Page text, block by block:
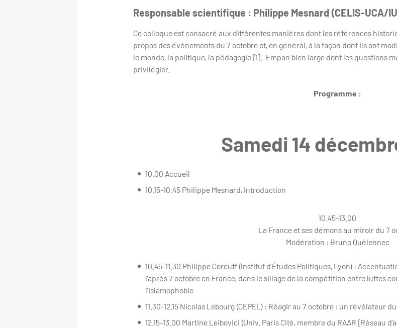
Responsable scientifique : Philippe Mesnard (CELIS-UCA/
Ce colloque est consacré aux différentes manières dont les références
propos des événements du 7 octobre et, en général, à la façon dont ils ont
le monde, la politique, la pédagogie [1]. Empan bien large dont les questions
privilégier.
Programme :
Samedi 14
10.00 Accueil
10.15-10.45 Philippe Mesnard, Introduction
10.45-13.00
La France et ses démons au miroir du 7
Modération : Bruno Quélennec
10.45-11.30 Philippe Corcuff (Institut d’Études Politiques, Lyon) :
l’après 7 octobre en France, dans le sillage de la compétition entre luttes
l’islamophobie
11.30-12.15 Nicolas Lebourg (CEPEL) : Réagir au 7 octobre : un révélateur
12.15-13.00 Martine Leibovici (Univ. Paris Cité, membre du RAAR [Réseau